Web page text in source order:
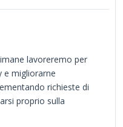
lavoreremo per
e migliorarne
richieste di
proprio sulla